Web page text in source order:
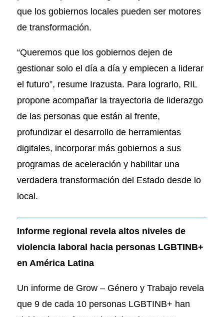
que los gobiernos locales pueden ser motores
de transformación.
“Queremos que los gobiernos dejen de
gestionar solo el día a día y empiecen a liderar
el futuro”, resume Irazusta. Para lograrlo, RIL
propone acompañar la trayectoria de liderazgo
de las personas que están al frente,
profundizar el desarrollo de herramientas
digitales, incorporar más gobiernos a sus
programas de aceleración y habilitar una
verdadera transformación del Estado desde lo
local.
Informe regional revela altos niveles de
violencia laboral hacia personas LGBTINB+
en América Latina
Un informe de Grow – Género y Trabajo revela
que 9 de cada 10 personas LGBTINB+ han